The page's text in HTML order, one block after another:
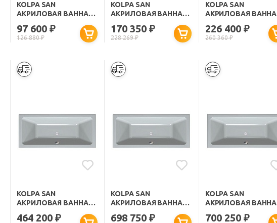
KOLPA SAN
АКРИЛОВАЯ ВАННА
ELEKTRA BASIS 170X80
97 600₽
126 880₽
KOLPA SAN
АКРИЛОВАЯ ВАННА
ELEKTRA STANDART
170X80
170 350₽
228 269₽
KOLPA SAN
АКРИЛОВАЯ ВАННА
ELEKTRA OPTIMA
170X80
226 400 ₽
260 360₽
KOLPA SAN
АКРИЛОВАЯ ВАННА
ELEKTRA SPECIAL
170X80
464 200₽
KOLPA SAN
АКРИЛОВАЯ ВАННА
ELEKTRA LUXUS
170X75
698 750₽
KOLPA SAN
АКРИЛОВАЯ ВАННА
ELEKTRA LUXUS
170X80
700 250 ₽